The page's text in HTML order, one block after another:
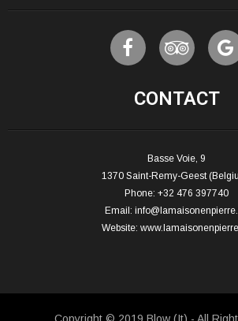
CONTACT
Basse Voie, 9
1370 Saint-Remy-Geest
Phone: +32 476 397740
Email:
Website:
Copyright © 2019 Blow (It) - All